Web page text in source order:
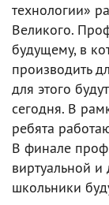
технологии»
Великого.
будущему, в
производить
для этого
сегодня. В
ребята
В финале
виртуальной
школьники